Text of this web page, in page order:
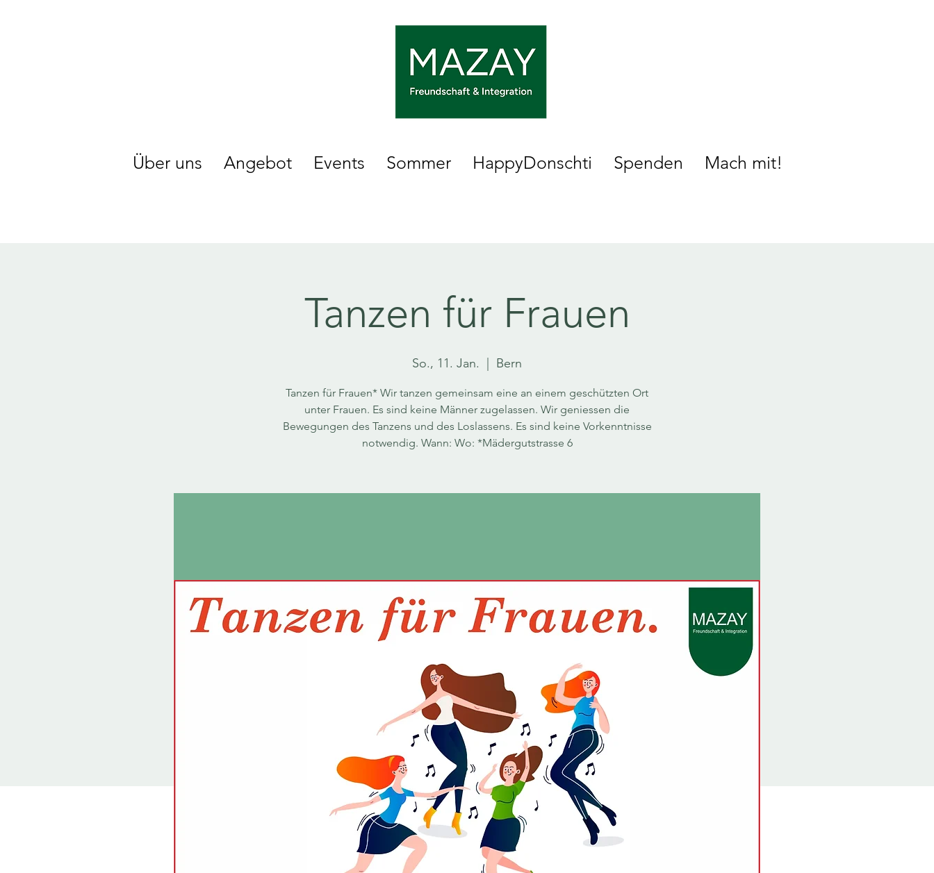
Über uns Angebot Events Sommer HappyDonschti Spenden Mach mit!
Tanzen für Frauen
So., 11. Jan. Bern
Tanzen für Frauen* Wir tanzen gemeinsam eine an einem geschützten Ort
unter Frauen. Es sind keine Männer zugelassen. Wir geniessen die
Bewegungen des Tanzens und des Loslassens. Es sind keine Vorkenntnisse
notwendig. Wann: Wo: *Mädergutstrasse 6